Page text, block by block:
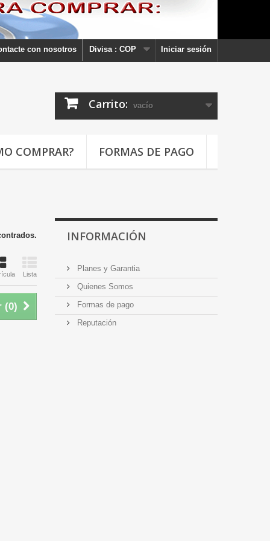
Iniciar sesión
Divisa : COP
con nosotros
Carrito: vacío
COMPRAR? FORMAS DE PAGO
Lista
(0)
INFORMACIÓN
Planes y Garantia
Quienes Somos
Formas de pago
Reputación